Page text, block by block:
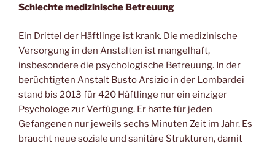
Schlechte medizinische Betreuung
Ein Drittel der Häftlinge ist krank. Die medizinische
Versorgung in den Anstalten ist mangelhaft,
insbesondere die psychologische Betreuung. In der
berüchtigten Anstalt Busto Arsizio in der Lombardei
stand bis 2013 für 420 Häftlinge nur ein einziger
Psychologe zur Verfügung. Er hatte für jeden
Gefangenen nur jeweils sechs Minuten Zeit im Jahr. Es
braucht neue soziale und sanitäre Strukturen, damit